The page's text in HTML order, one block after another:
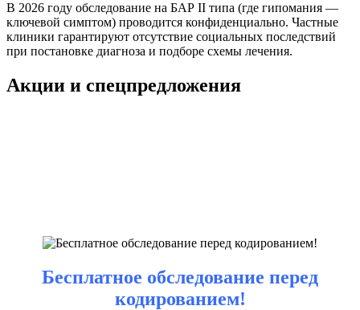
В 2026 году обследование на БАР II типа (где гипомания —
ключевой симптом) проводится конфиденциально. Частные
клиники гарантируют отсутствие социальных последствий
при постановке диагноза и подборе схемы лечения.
Акции и спецпредложения
Бесплатное обследование перед
кодированием!